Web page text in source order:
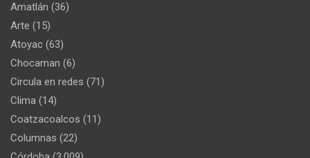
Amatlán (36)
Arte (15)
Atoyac (63)
Chocaman (6)
Circula en redes (71)
Clima (14)
Coatzacoalcos (11)
Columnas (22)